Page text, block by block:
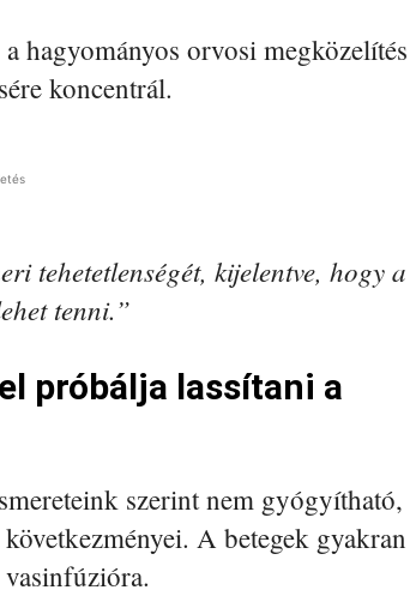
hagyományos orvosi megközelítés
koncentrál.
tehetetlenségét, kijelentve, hogy a
tenni.”
próbálja lassítani a
szerint nem gyógyítható,
A betegek gyakran